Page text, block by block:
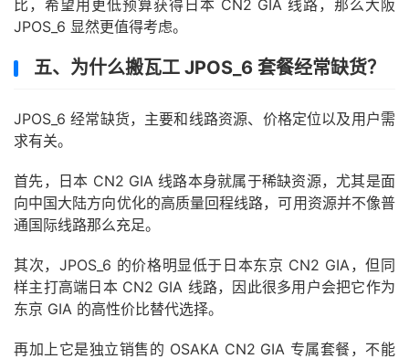
比，希望用更低预算获得日本 CN2 GIA 线路，那么大阪
JPOS_6 显然更值得考虑。
五、为什么搬瓦工 JPOS_6 套餐经常缺货？
JPOS_6 经常缺货，主要和线路资源、价格定位以及用户需
求有关。
首先，日本 CN2 GIA 线路本身就属于稀缺资源，尤其是面
向中国大陆方向优化的高质量回程线路，可用资源并不像普
通国际线路那么充足。
其次，JPOS_6 的价格明显低于日本东京 CN2 GIA，但同
样主打高端日本 CN2 GIA 线路，因此很多用户会把它作为
东京 GIA 的高性价比替代选择。
再加上它是独立销售的 OSAKA CN2 GIA 专属套餐，不能